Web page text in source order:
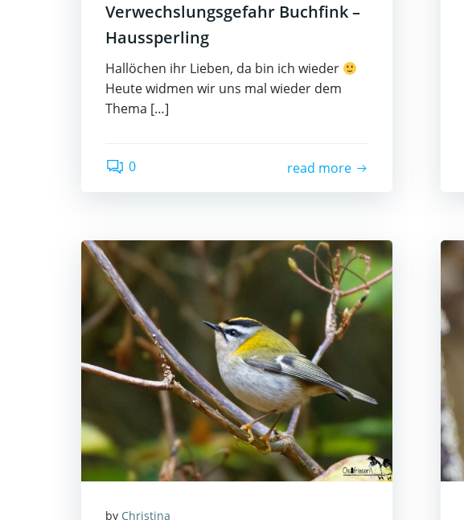
Verwechslungsgefahr Buchfink –
Haussperling
Hallöchen ihr Lieben, da bin ich wieder
Heute widmen wir uns mal wieder dem
Thema […]
0 read more
by Christina